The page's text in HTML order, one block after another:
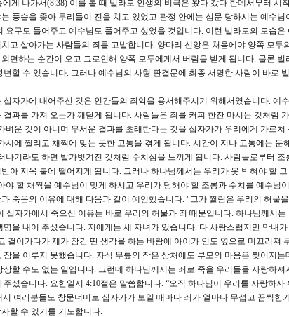
게 나가서(8:38) 이를 볼 때 빌라도 인생의 비극은 왔다 갔다 한데서부터 시
풍습을 좇아 무리들이 진을 치고 있었고 관정 안에는 심문 당하시는 예수
요구도 들어주고 예수님도 풀어주고 싶었을 것입니다. 이런 빌라도의 모습은
고 살아가는 사람들의 죄를 고발합니다. 양다리 신앙은 처음에야 양쪽 모두
면하는 순간이 오고 그로인해 양쪽 모두에게서 버림을 받게 됩니다. 물론
할 수 있습니다. 그러나 예수님의 사형 판결문에 최종 서명한 사람이 바로
자가에 내어주신 것은 인간들의 죄악을 용서해주시기 위해서였습니다. 예
과를 가져 오는가 깨닫게 됩니다. 사람들은 죄를 커피 한잔 마시는 것처럼
벼운 것이 아니며 무서운 결과를 초래한다는 것을 십자가가 우리에게 가르쳐
시에 찔리고 채찍에 맞는 듯한 고통을 겪게 됩니다. 시간이 지나 고통에는 둔
나기라도 하면 발가벗겨진 것처럼 수치심을 느끼게 됩니다. 사람들로부터 조
아 지옥 불에 떨어지게 됩니다. 그러나 하나님께서는 우리가 못 박혀야 할
야 할 채찍을 예수님이 맞게 하시고 우리가 당해야 할 조롱과 수치를 예수님
죽음의 이유에 대해 다음과 같이 예언했습니다. "그가 찔림은 우리의 허물
십자가에서 죽으신 이유는 바로 우리의 허물과 죄 때문입니다. 하나님께서
을 내어 주셨습니다. 저에게는 세 자녀가 있습니다. 다 사랑스럽지만 막내가
걸어가다가 제가 잠간 딴 생각을 하는 바람에 아이가 인도 옆으로 미끄러져
을 이루지 못했습니다. 자식 무릎의 작은 상처에도 부모의 마음은 찢어지
할 수도 없는 일입니다. 그런데 하나님께서는 죄로 죽을 우리들을 사랑하셔
셨습니다. 요한일서 4:10절은 말씀합니다. “오직 하나님이 우리를 사랑하
여러분들도 창문너머로 십자가가 보일 때마다 죄가 얼마나 무섭고 끔찍한
할 수 있기를 기도합니다.